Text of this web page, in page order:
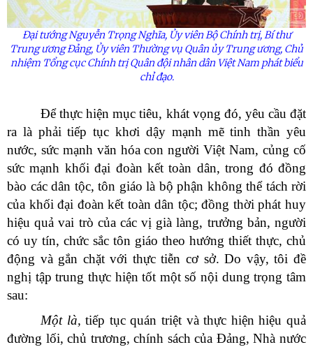
Đại tướng Nguyễn Trọng Nghĩa, Ủyviên Bộ Chính trị, Bí thư
Trung ương Đảng, Ủyviên Thường vụ QuânủyTrung ương, Chủ
nhiệm Tổng cục Chính trị Quân đội nhân dân Việt Nam phát biểu
chỉ đạo.
Để thực hiện mục tiêu, khát vọng đó, yêu cầu đặt
ra là phải tiếp tục khơi dậy mạnh mẽ tinh thần yêu
nước, sức mạnh văn hóa con người Việt Nam, củng cố
sức mạnh khối đại đoàn kết toàn dân, trong đó đồng
bào các dân tộc, tôn giáo là bộ phận không thể tách rời
của khối đại đoàn kết toàn dân tộc; đồng thời phát huy
hiệu quả vai trò của các vị già làng, trưởng bản, người
có uy tín, chức sắc tôn giáo theo hướng thiết thực, chủ
động và gắn chặt với thực tiễn cơ sở. Do vậy, tôi đề
nghị tập trung thực hiện tốt một số nội dung trọng tâm
sau:
Một là, tiếp tục quán triệt và thực hiện hiệu quả
đường lối, chủ trương, chính sách của Đảng, Nhà nước